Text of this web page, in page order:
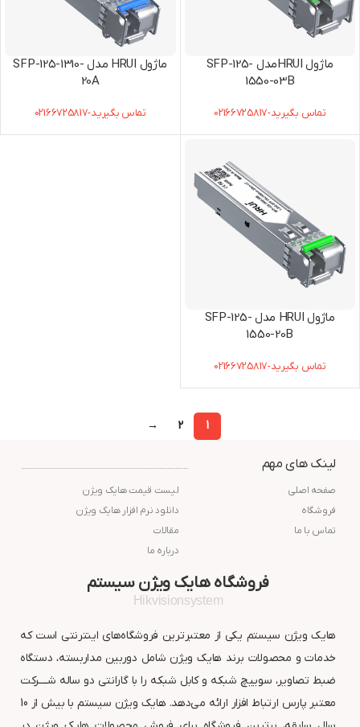
ماژول HRUIمدل SFP-125-
1550-03B
تماس بگیرید-02166725817
ماژول HRUI مدل SFP-125-1310-
20A
تماس بگیرید-02166725817
ماژول HRUI مدل SFP-125-
1550-20B
تماس بگیرید-02166725817
1
2
→
لینک های مهم
صفحه اصلی
فروشگاه
تماس با ما
لیست قیمت هایک ویژن
دانلود نرم افزار هایک ویژن
مقالات
درباره ما
فروشگاه هایک ویژن سیستم
Hikvisionsystem
هایک ویژن سیستم یکی از معتبرترین فروشگاه‌های اینترنتی است که
خدمات و محصولات برند هایک ویژن شامل دوربین مداربسته، دستگاه
ضبط تصاویر، سوییچ شبکه و کابل شبکه را با گارانتی دو ساله شــــرکت
معتبر پارس ارتباط افزار ارائه می‌دهد. هایک ویژن سیستم با بیش از 10